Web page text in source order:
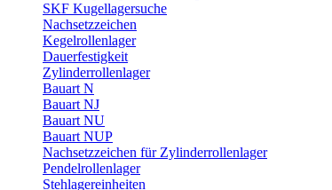
SKF Kugellagersuche
Nachsetzzeichen
Kegelrollenlager
Dauerfestigkeit
Zylinderrollenlager
Bauart N
Bauart NJ
Bauart NU
Bauart NUP
Nachsetzzeichen für Zylinderrollenlager
Pendelrollenlager
Stehlagereinheiten